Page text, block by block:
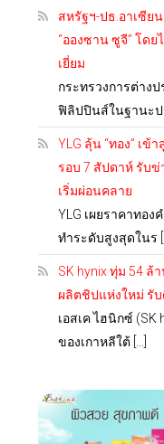
สหรัฐฯ-ปธ.อาเซีย
“อองซาน ซูจี” โดย
เยี่ยม
กระทรวงการต่าง
ฟิลิปปินส์ในฐานะป
YLG ลุ้น “ทอง” เข้
รอบ 7 สัปดาห์ รับ
เริ่มผ่อนคลาย
YLG เผยราคาทอง
ทำระดับสูงสุดในร
SK hynix ทุ่ม 54 ล้
ผลิตชิปแห่งใหม่ รับ
เอสเค ไฮนิกซ์
ของเกาหลีใต้ […]